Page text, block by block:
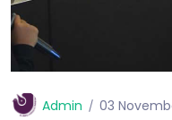
Admin 03